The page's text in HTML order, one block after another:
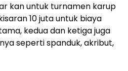
kan untuk turnamen karup
10 juta untuk biaya
kedua dan ketiga juga
seperti spanduk, akribut,